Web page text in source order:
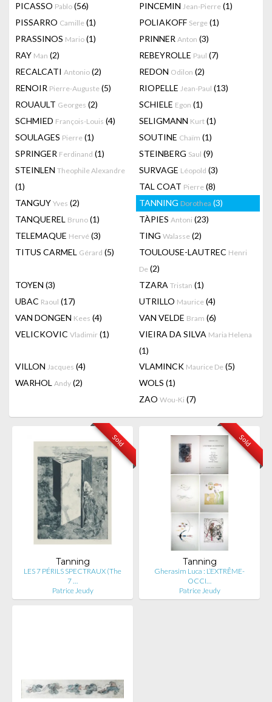
PICASSO Pablo (56) PINCEMIN Jean-Pierre (1)
PISSARRO Camille (1) POLIAKOFF Serge (1)
PRASSINOS Mario (1) PRINNER Anton (3)
RAY Man (2) REBEYROLLE Paul (7)
RECALCATI Antonio (2) REDON Odilon (2)
RENOIR Pierre-Auguste (5) RIOPELLE Jean-Paul (13)
ROUAULT Georges (2) SCHIELE Egon (1)
SCHMIED François-Louis (4) SELIGMANN Kurt (1)
SOULAGES Pierre (1) SOUTINE Chaïm (1)
SPRINGER Ferdinand (1) STEINBERG Saul (9)
STEINLEN Theophile Alexandre
(1)
SURVAGE Léopold (3)
TAL COAT Pierre (8)
TANGUY Yves (2) TANNING Dorothea (3)
TANQUEREL Bruno (1) TÀPIES Antoni (23)
TELEMAQUE Hervé (3) TING Walasse (2)
TITUS CARMEL Gérard (5) TOULOUSE-LAUTREC Henri
De (2)
TOYEN (3) TZARA Tristan (1)
UBAC Raoul (17) UTRILLO Maurice (4)
VAN DONGEN Kees (4) VAN VELDE Bram (6)
VELICKOVIC Vladimir (1) VIEIRA DA SILVA Maria Helena
(1)
VILLON Jacques (4) VLAMINCK Maurice De (5)
WARHOL Andy (2) WOLS (1)
ZAO Wou-Ki (7)
Sold
Tanning
LES 7 PÉRILS SPECTRAUX (The
7 …
Patrice Jeudy
Sold
Tanning
Gherasim Luca : L’EXTRÊME-
OCCI…
Patrice Jeudy